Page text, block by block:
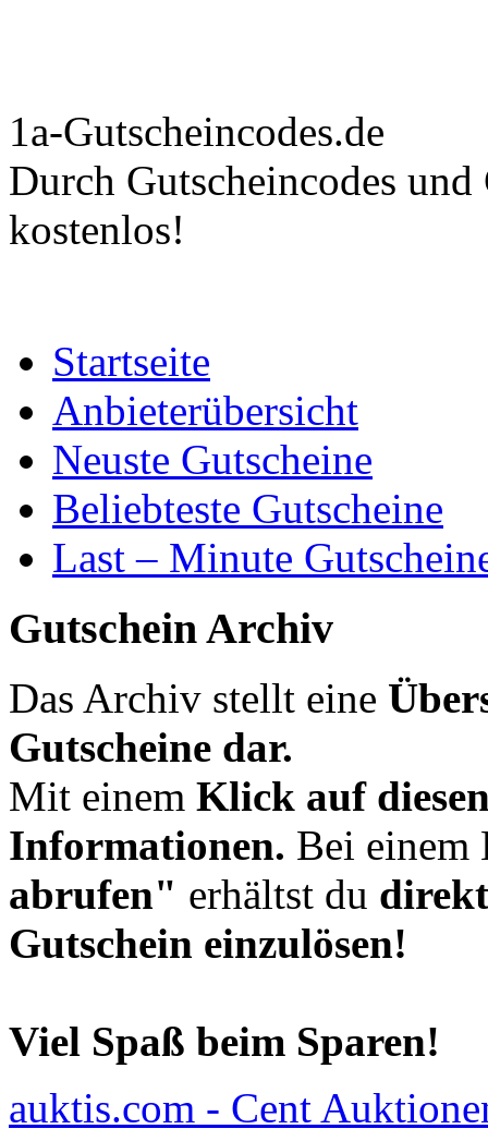
1a-Gutscheincodes.de
Durch Gutscheincodes
kostenlos!
Startseite
Anbieterübersicht
Neuste Gutscheine
Beliebteste Gutscheine
Last – Minute
Gutschein Archiv
Das Archiv stellt eine
Gutscheine dar.
Mit einem Klick auf
Informationen. Bei
abrufen" erhältst du
Gutschein einzulösen!
Viel Spaß beim Sparen!
auktis.com - Cent